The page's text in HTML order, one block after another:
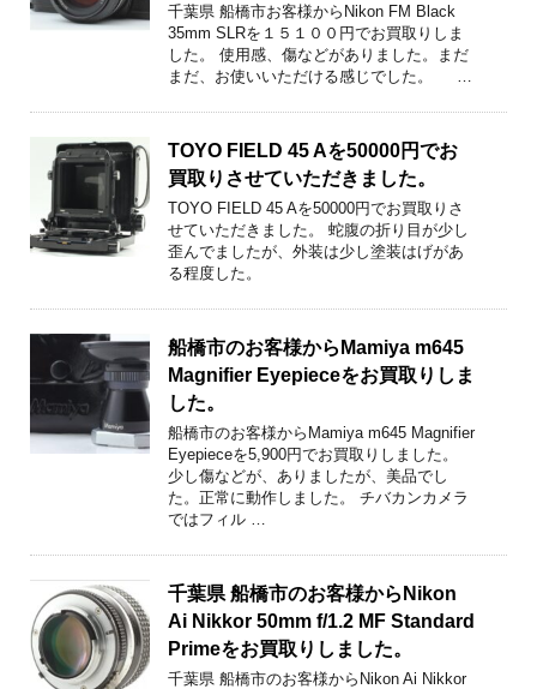
千葉県 船橋市お客様からNikon FM Black
35mm SLRを１５１００円でお買取りしま
した。 使用感、傷などがありました。まだ
まだ、お使いいただける感じでした。 …
TOYO FIELD 45 Aを50000円でお
買取りさせていただきました。
TOYO FIELD 45 Aを50000円でお買取りさ
せていただきました。 蛇腹の折り目が少し
歪んでましたが、外装は少し塗装はげがあ
る程度した。
船橋市のお客様からMamiya m645
Magnifier Eyepieceをお買取りしま
した。
船橋市のお客様からMamiya m645 Magnifier
Eyepieceを5,900円でお買取りしました。
少し傷などが、ありましたが、美品でし
た。正常に動作しました。 チバカンカメラ
ではフィル …
千葉県 船橋市のお客様からNikon
Ai Nikkor 50mm f/1.2 MF Standard
Primeをお買取りしました。
千葉県 船橋市のお客様からNikon Ai Nikkor